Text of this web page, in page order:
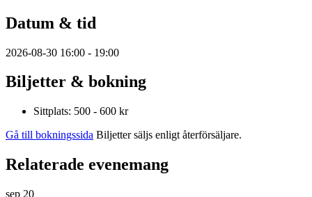
Datum & tid
2026-08-30 16:00 - 19:00
Biljetter & bokning
Sittplats: 500 - 600 kr
Gå till bokningssida Biljetter säljs enligt återförsäljare.
Relaterade evenemang
sep 20